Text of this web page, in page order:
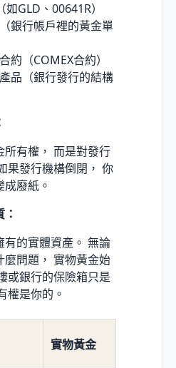
如GLD、00641R）
銀行帳戶裡的黃金單
約（COMEX合約）
品（銀行發行的結構
所有權， 而是對發行
果發行機構倒閉， 你
廢紙。
有的實體資產。 無論
麼問題， 實物黃金始
或銀行的保險箱只是
權是你的。
實物黃金